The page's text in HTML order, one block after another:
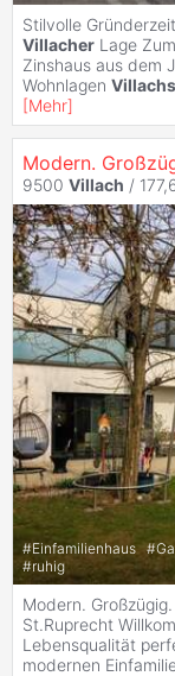
Stilvolle
Villacher Lage
Zinshaus aus dem
Wohnlagen Villachs
[Mehr]
9500 Villach /
#Einfamilienhaus #
#ruhig
Modern.
St.Ruprecht
Lebensqualität
modernen